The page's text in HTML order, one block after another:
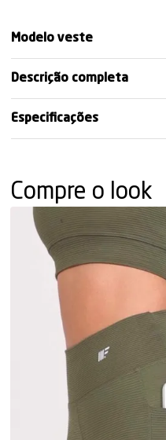
Modelo veste
Descrição completa
Especificações
Compre o look